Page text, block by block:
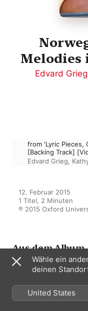
Melodies
Edvard Grieg
from 'Lyric Pieces,
[Backing Track]
Edvard Grieg,
12. Februar 2015
1 Titel, 2 Minuten
℗ 2015 Oxford
Aus dem Album
Solo
Kathy
Wähle ein
deinen
United States